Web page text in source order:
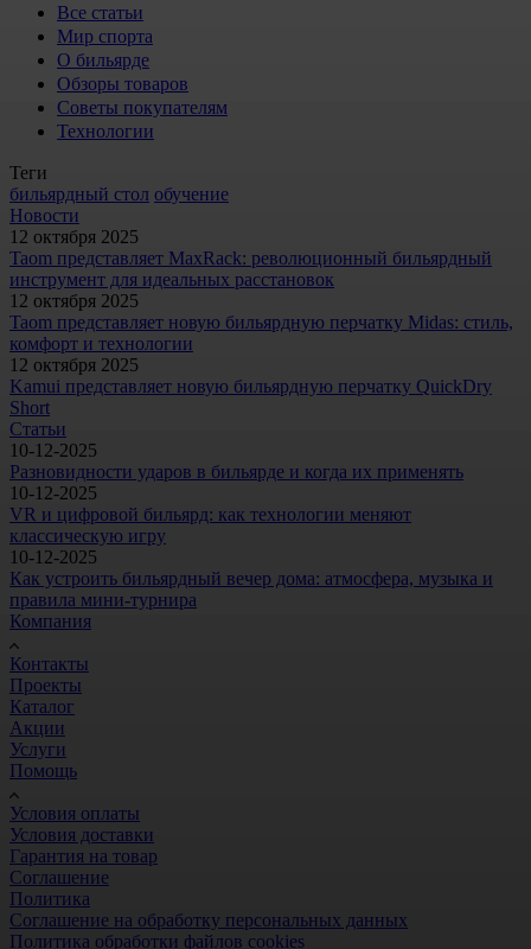
Все статьи
Мир спорта
О бильярде
Обзоры товаров
Советы покупателям
Технологии
Теги
бильярдный стол обучение
Новости
12 октября 2025
Taom представляет MaxRack: революционный бильярдный
инструмент для идеальных расстановок
12 октября 2025
Taom представляет новую бильярдную перчатку Midas: стиль,
комфорт и технологии
12 октября 2025
Kamui представляет новую бильярдную перчатку QuickDry
Short
Статьи
10-12-2025
Разновидности ударов в бильярде и когда их применять
10-12-2025
VR и цифровой бильярд: как технологии меняют
классическую игру
10-12-2025
Как устроить бильярдный вечер дома: атмосфера, музыка и
правила мини-турнира
Компания
Контакты
Проекты
Каталог
Акции
Услуги
Помощь
Условия оплаты
Условия доставки
Гарантия на товар
Соглашение
Политика
Соглашение на обработку персональных данных
Политика обработки файлов cookies